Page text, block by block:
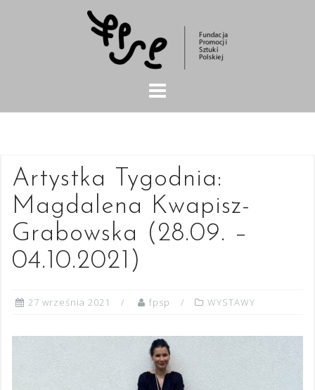
Artystka Tygodnia:
Magdalena Kwapisz-
Grabowska (28.09. –
04.10.2021)
27 września 2021 fpsp WYSTAWY